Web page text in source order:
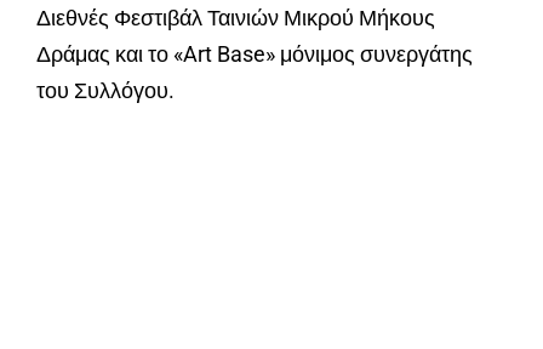
Διεθνές Φεστιβάλ Ταινιών Μικρού Μήκους
Δράμας και το «Art Base» μόνιμος συνεργάτης
του Συλλόγου.